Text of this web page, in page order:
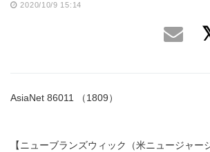
2020/10/9 15:14
AsiaNet 86011 （1809）
【ニューブランズウィック（米ニュージャー